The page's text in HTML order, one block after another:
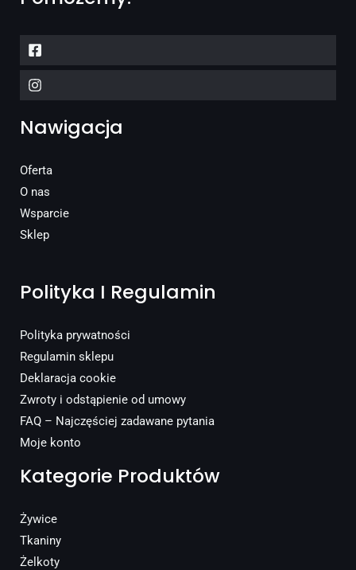
Nawigacja
Oferta
O nas
Wsparcie
Sklep
Polityka I Regulamin
Polityka prywatności
Regulamin sklepu
Deklaracja cookie
Zwroty i odstąpienie od umowy
FAQ – Najczęściej zadawane pytania
Moje konto
Kategorie Produktów
Żywice
Tkaniny
Żelkoty